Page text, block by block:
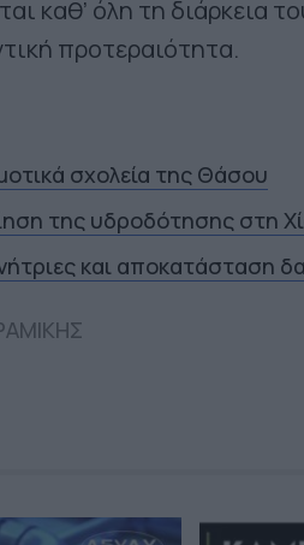
καθ’ όλη τη διάρκεια
προτεραιότητα.
σχολεία της Θάσου
της υδροδότησης στη
και αποκατάσταση